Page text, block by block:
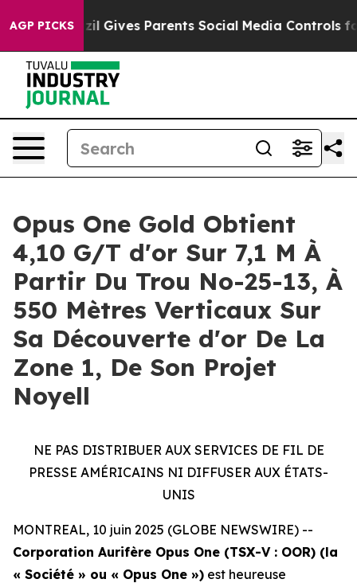
AGP PICKS
Gives Parents Social Media Controls for Their
Opus One Gold Obtient
4,10 G/T d'or Sur 7,1 M À
Partir Du Trou No-25-13, À
550 Mètres Verticaux Sur
Sa Découverte d'or De La
Zone 1, De Son Projet
Noyell
NE PAS DISTRIBUER AUX SERVICES DE FIL DE
PRESSE AMÉRICAINS NI DIFFUSER AUX ÉTATS-
UNIS
MONTREAL, 10 juin 2025 (GLOBE NEWSWIRE) --
Corporation Aurifère Opus One (TSX-V : OOR) (la
« Société » ou « Opus One ») est heureuse